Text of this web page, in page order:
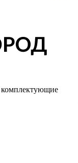
комплектующие